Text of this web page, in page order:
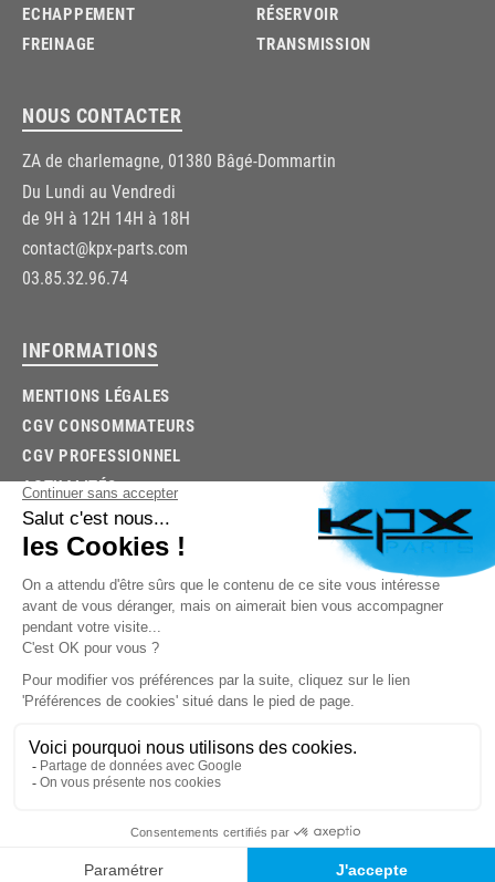
03.85.32.96.74
© 2026 -KPX PARTS- SITE CRÉÉ PARLET'S CLIC
ECHAPPEMENT
FREINAGE
RÉSERVOIR
TRANSMISSION
NOUS CONTACTER
ZA de charlemagne, 01380 Bâgé-Dommartin
Du Lundi au Vendredi
de 9H à 12H 14H à 18H
contact@kpx-parts.com
03.85.32.96.74
INFORMATIONS
MENTIONS LÉGALES
CGV CONSOMMATEURS
CGV PROFESSIONNEL
ACTUALITÉS
TROUVEZ LA BONNE PIÈCE RAPIDEMENT
03.85.32.96.74